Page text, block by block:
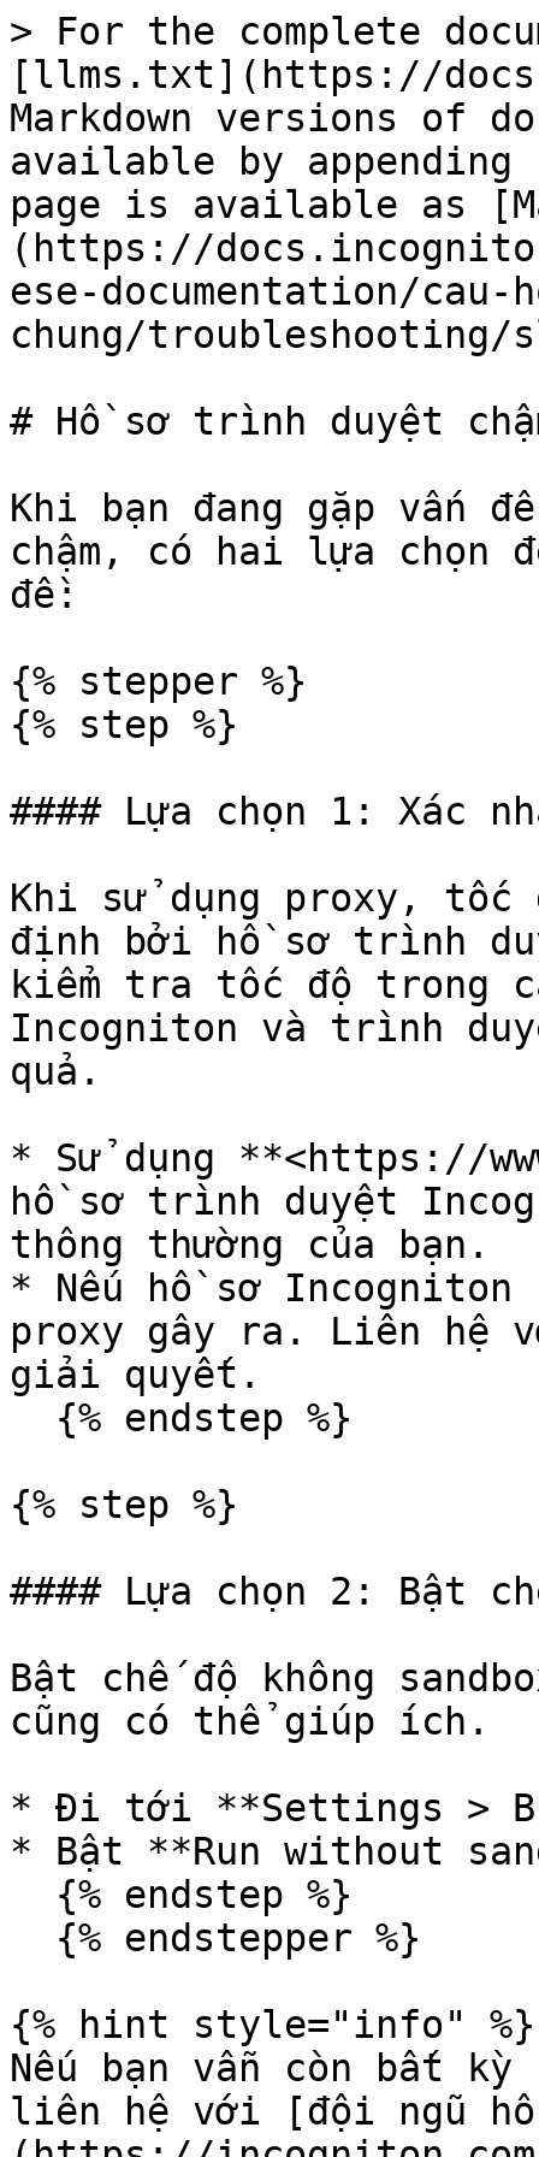
> For the complete
[llms.txt](https://
Markdown versions of
available by
page is available as
(https://
ese-documentation/cau-
chung/
# Hồ sơ trình duyệt
Khi bạn đang gặp vấn
chậm, có hai lựa chọn
đề:
{% stepper %}
{% step %}
#### Lựa chọn 1: Xác
Khi sử dụng proxy,
định bởi hồ sơ trình
kiểm tra tốc độ trong
Incogniton và trình
quả.
* Sử dụng **<https://
hồ sơ trình duyệt
thông thường của bạn.
* Nếu hồ sơ Incogniton
proxy gây ra. Liên hệ
giải quyết.
{% step %}
#### Lựa chọn 2: Bật
Bật chế độ không
cũng có thể giúp ích.
* Đi tới **Settings >
* Bật **Run without
{% hint style="info" %}
Nếu bạn vẫn còn bất
liên hệ với [đội ngũ